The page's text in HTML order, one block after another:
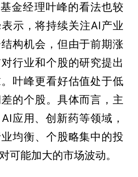
金经理叶峰的看法也较
示，将持续关注AI产业
构机会，但由于前期涨
行业和个股的研究提出
叶峰更看好估值处于低
的个股。具体而言，主
应用、创新药等领域，
均衡、个股略集中的投
可能加大的市场波动。